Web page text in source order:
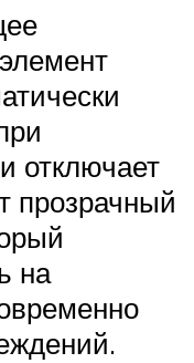
отключает
прозрачный
на